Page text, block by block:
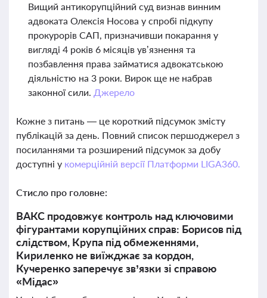
Вищий антикорупційний суд визнав винним
адвоката Олексія Носова у спробі підкупу
прокурорів САП, призначивши покарання у
вигляді 4 років 6 місяців ув’язнення та
позбавлення права займатися адвокатською
діяльністю на 3 роки. Вирок ще не набрав
законної сили. Джерело
Кожне з питань — це короткий підсумок змісту
публікацій за день. Повний список першоджерел з
посиланнями та розширений підсумок за добу
доступні у комерційній версії Платформи LIGA360.
Стисло про головне:
ВАКС продовжує контроль над ключовими
фігурантами корупційних справ: Борисов під
слідством, Крупа під обмеженнями,
Кириленко не виїжджає за кордон,
Кучеренко заперечує зв’язки зі справою
«Мідас»